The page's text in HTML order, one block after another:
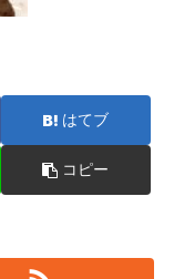
はてブ
コピー